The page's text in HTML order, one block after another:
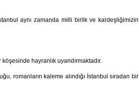
aynı zamanda milli birlik ve kardeşliğimizin
hayranlık uyandırmaktadır.
romanların kaleme alındığı İstanbul sıradan bir